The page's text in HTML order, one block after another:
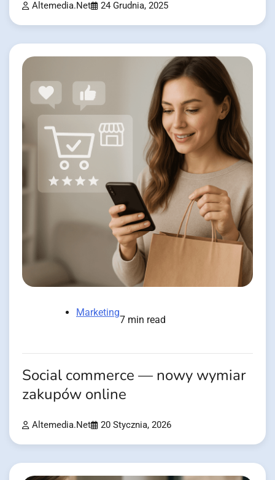
Altemedia.net 24 Grudnia, 2025
Marketing
7 min read
Social commerce — nowy wymiar
zakupów online
Altemedia.net 20 Stycznia, 2026